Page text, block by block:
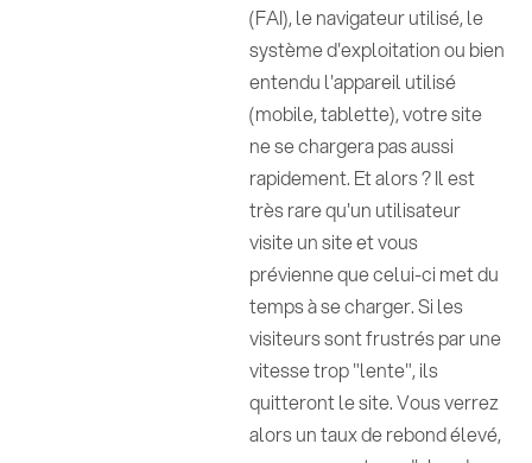
(FAI), le navigateur utilisé, le
système d'exploitation ou bien
entendu l'appareil utilisé
(mobile, tablette), votre site
ne se chargera pas aussi
rapidement. Et alors ? Il est
très rare qu'un utilisateur
visite un site et vous
prévienne que celui-ci met du
temps à se charger. Si les
visiteurs sont frustrés par une
vitesse trop "lente", ils
quitteront le site. Vous verrez
alors un taux de rebond élevé,